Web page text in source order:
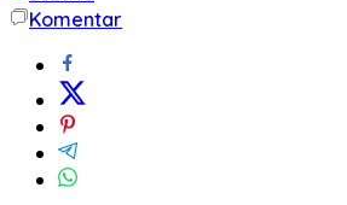
Komentar